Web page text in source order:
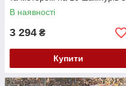
мм
В наявності
3 294 ₴
Купити